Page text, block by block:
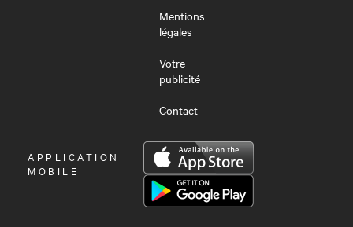
Mentions
légales
Votre
publicité
Contact
OUVRIR
LE
APPLICATION
MOBILE